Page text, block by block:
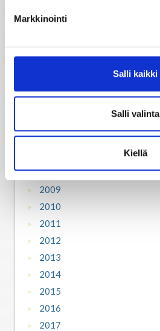
Markkinointi
Salli kaikki
Salli valinta
Kiellä
Horoskooppiarkisto
2008
2009
2010
2011
2012
2013
2014
2015
2016
2017